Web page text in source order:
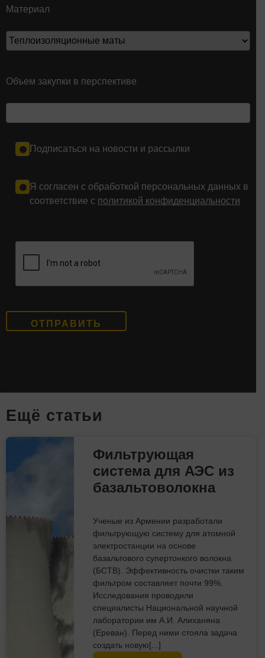
Материал
Объем закупки в перспективе
Подписаться на новости и рассылки
Я согласен с обработкой персональных данных в
соответствие с политикой конфиденциальности
Eщё статьи
Фильтрующая
система для АЭС из
базальтоволокна
Ученые из Армении разработали
фильтрующую систему для атомной
электростанции на основе
базальтового супертонкого волокна
(БСТВ). Эффективность очистки таким
фильтром составляет почти 99%.
Исследования проводили
специалисты Национальной научной
лаборатории им А.И. Алиханяна
(Ереван). Перед ними стояла задача
создать новую[...]